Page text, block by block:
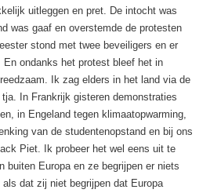
uitleggen en pret. De intocht was
was gaaf en overstemde de protesten
stond met twee beveiligers en er
En ondanks het protest bleef het in
Ik zag elders in het land via de
In Frankrijk gisteren demonstraties
in Engeland tegen klimaatopwarming,
van de studentenopstand en bij ons
Piet. Ik probeer het wel eens uit te
buiten Europa en ze begrijpen er niets
dat zij niet begrijpen dat Europa